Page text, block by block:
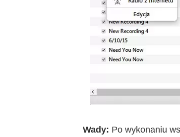
Wady: Po wykonaniu